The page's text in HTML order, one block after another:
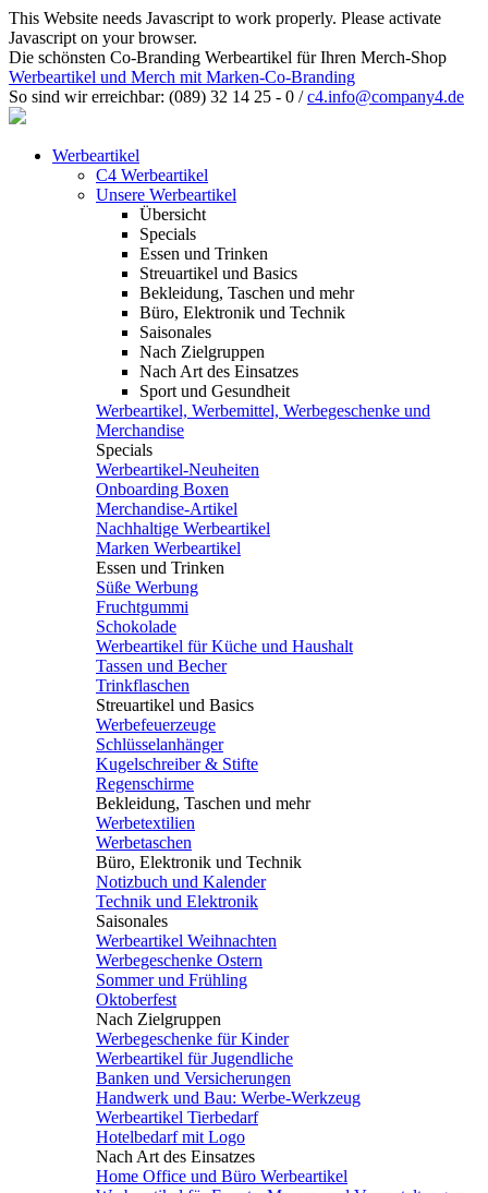
This Website needs Javascript to work properly. Please activate
Javascript on your browser.
Die schönsten Co-Branding Werbeartikel für Ihren Merch-Shop
Werbeartikel und Merch mit Marken-Co-Branding
So sind wir erreichbar: (089) 32 14 25 - 0 /c4.info@company4.de
Werbeartikel
C4 Werbeartikel
Unsere Werbeartikel
Übersicht
Specials
Essen und Trinken
Streuartikel und Basics
Bekleidung, Taschen und mehr
Büro, Elektronik und Technik
Saisonales
Nach Zielgruppen
Nach Art des Einsatzes
Sport und Gesundheit
Werbeartikel, Werbemittel, Werbegeschenke und
Merchandise
Specials
Werbeartikel-Neuheiten
Onboarding Boxen
Merchandise-Artikel
Nachhaltige Werbeartikel
Marken Werbeartikel
Essen und Trinken
Süße Werbung
Fruchtgummi
Schokolade
Werbeartikel für Küche und Haushalt
Tassen und Becher
Trinkflaschen
Streuartikel und Basics
Werbefeuerzeuge
Schlüsselanhänger
Kugelschreiber & Stifte
Regenschirme
Bekleidung, Taschen und mehr
Werbetextilien
Werbetaschen
Büro, Elektronik und Technik
Notizbuch und Kalender
Technik und Elektronik
Saisonales
Werbeartikel Weihnachten
Werbegeschenke Ostern
Sommer und Frühling
Oktoberfest
Nach Zielgruppen
Werbegeschenke für Kinder
Werbeartikel für Jugendliche
Banken und Versicherungen
Handwerk und Bau: Werbe-Werkzeug
Werbeartikel Tierbedarf
Hotelbedarf mit Logo
Nach Art des Einsatzes
Home Office und Büro Werbeartikel